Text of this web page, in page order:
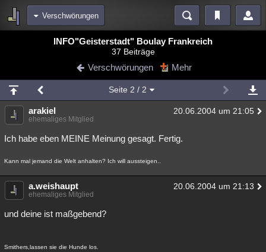
Verschwörungen
Blogs
Chat Wiki Neuigkeiten
meine Rubriken
Menschen Mystery Kriminalfälle
Spiritualität Verschwörungen Technologie
Natur Umfragen Unterhaltung
weitere Rubriken
Philosophie Träume
Astronomie Helpdesk
INFO"Geisterstadt" Boulay Frankreich
37 Beiträge
Verschwörungen Mehr
Seite 2 / 2
arakiel 20.06.2004 um 21:05
ehemaliges Mitglied
Ich habe eben MEINE Meinung gesagt. Fertig.
Kann mal jemand die Welt anhalten? Ich will aussteigen..
a.weishaupt 20.06.2004 um 21:13
ehemaliges Mitglied
und deine ist maßgebend?
Smithers,lassen sie die Hunde los.